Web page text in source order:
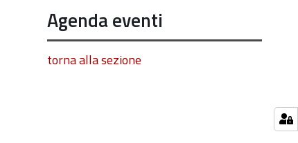
Agenda eventi
torna alla sezione